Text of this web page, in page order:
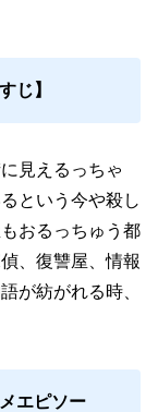
じ】
見えるっちゃ
という今や殺し
おるっちゅう都
、復讐屋、情報
が紡がれる時、
エピソー